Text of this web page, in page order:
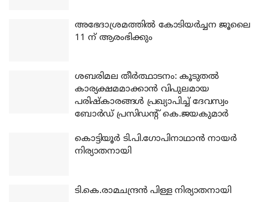
അഭേദാശ്രമത്തില്‍ കോടിയര്‍ച്ചന ജൂലൈ
11 ന് ആരംഭിക്കും
ശബരിമല തീര്‍ത്ഥാടനം: കൂടുതല്‍
കാര്യക്ഷമമാക്കാന്‍ വിപുലമായ
പരിഷ്‌കാരങ്ങള്‍ പ്രഖ്യാപിച്ച് ദേവസ്വം
ബോര്‍ഡ് പ്രസിഡന്റ് കെ.ജയകുമാര്‍
കൊട്ടിയൂര്‍ ടി.പി.ഗോപിനാഥാന്‍ നായര്‍
നിര്യാതനായി
ടി.കെ.രാമചന്ദ്രന്‍ പിള്ള നിര്യാതനായി